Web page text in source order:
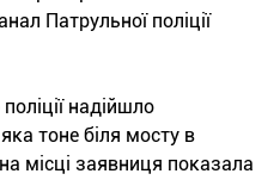
Патрульної поліції
надійшло
тоне біля мосту в
місці заявниця показала